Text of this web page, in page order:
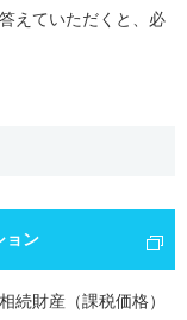
えていただくと、必
ョン
続財産（課税価格）